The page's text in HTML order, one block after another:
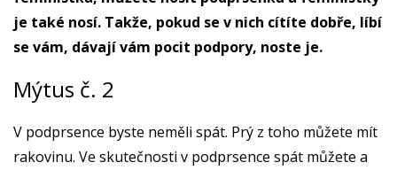
je také nosí. Takže, pokud se v nich cítíte dobře, líbí
se vám, dávají vám pocit podpory, noste je.
Mýtus č. 2
V podprsence byste neměli spát. Prý z toho můžete mít
rakovinu. Ve skutečnosti v podprsence spát můžete a